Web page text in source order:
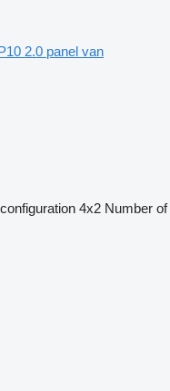
2.0 panel van
4x2 Number of